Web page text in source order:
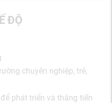
ĐỘ
chuyên nghiệp, trẻ,
phát triển và thăng tiến